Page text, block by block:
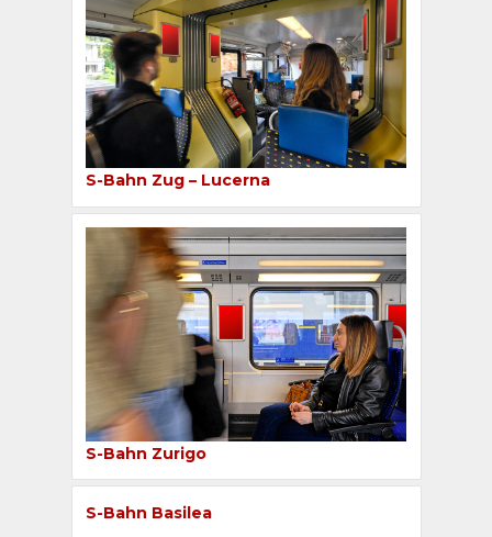
S-Bahn Zug – Lucerna
S-Bahn Zurigo
S-Bahn Basilea